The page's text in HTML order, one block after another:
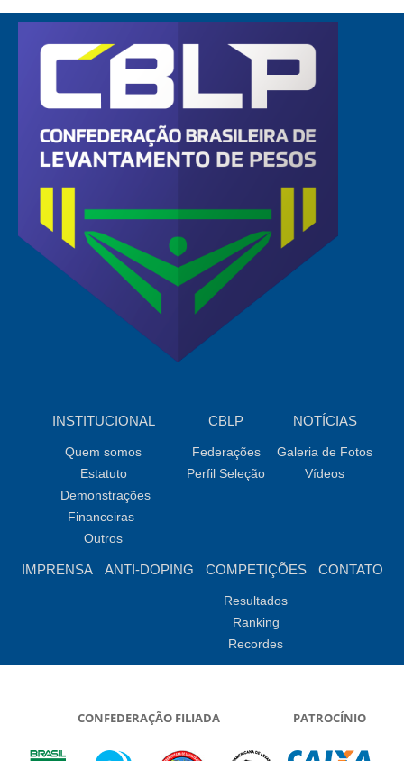
INSTITUCIONAL
Quem somos
Estatuto
Demonstrações
Financeiras
Outros
CBLP
Federações
Perfil Seleção
NOTÍCIAS
Galeria de Fotos
Vídeos
IMPRENSA ANTI-DOPING COMPETIÇÕES
Resultados
Ranking
Recordes
CONTATO
CONFEDERAÇÃO FILIADA PATROCÍNIO